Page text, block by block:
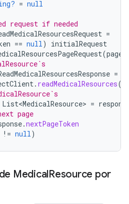
= null
request if needed
=
== null)
initialRequest
(
=
. readMedicalResources(
List<MedicalResource> =
page
.nextPageToken
!= null)
MedicalResource por